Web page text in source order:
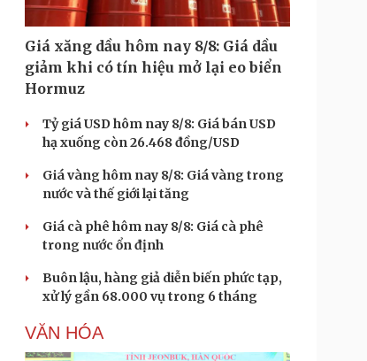
Giá xăng dầu hôm nay 8/8: Giá dầu
giảm khi có tín hiệu mở lại eo biển
Hormuz
Tỷ giá USD hôm nay 8/8: Giá bán USD
hạ xuống còn 26.468 đồng/USD
Giá vàng hôm nay 8/8: Giá vàng trong
nước và thế giới lại tăng
Giá cà phê hôm nay 8/8: Giá cà phê
trong nước ổn định
Buôn lậu, hàng giả diễn biến phức tạp,
xử lý gần 68.000 vụ trong 6 tháng
VĂN HÓA